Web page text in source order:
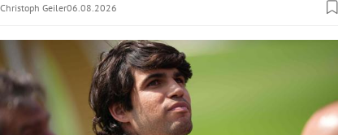
Christoph Geiler06.08.2026